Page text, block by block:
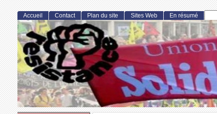
Accueil Contact Plan du site Sites Web En résumé